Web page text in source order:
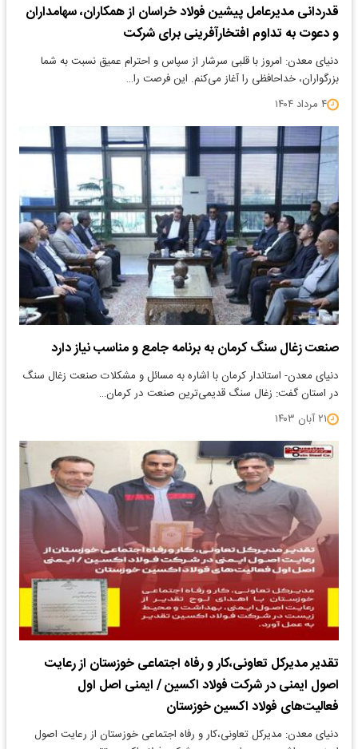
قدردانی مدیرعامل پیشین فولاد خراسان از همکاران، سهامداران
و دعوت به تداوم افتخارآفرینی برای شرکت
دنیای معدن: امروز با قلبی سرشار از سپاس و احترام عمیق نسبت به شما
بزرگواران، خداحافظی را آغاز می‌کنم. این فرصت را…
۴ مرداد ۱۴۰۴
صنعت زغال سنگ کرمان به برنامه جامع و مناسب نیاز دارد
دنیای معدن- استاندار کرمان با اشاره به مسائل و مشکلات صنعت زغال‌ سنگ
در استان گفت: زغال‌ سنگ قدیمی‌ترین صنعت در کرمان…
۲۱ آبان ۱۴۰۳
تقدیر مدیرکل تعاونی،کار و رفاه اجتماعی خوزستان از رعایت
اصول ایمنی در شرکت فولاد اکسین / ایمنی اصل اول
فعالیت‌های فولاد اکسین خوزستان
دنیای معدن: مدیرکل تعاونی،کار و رفاه اجتماعی خوزستان از رعایت اصول